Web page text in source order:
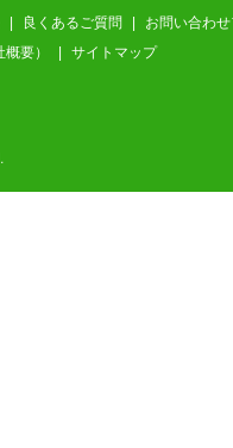
良くあるご質問 お問い合わ
要） サイトマップ